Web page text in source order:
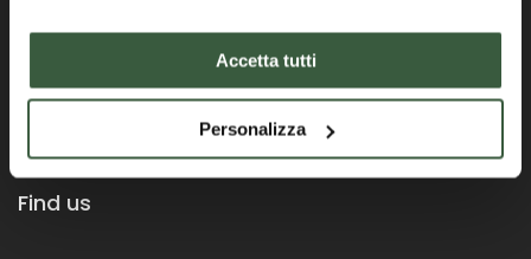
Accetta tutti
Personalizza
Find us